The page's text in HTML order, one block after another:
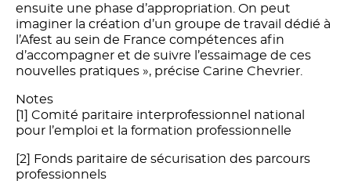
ensuite une phase d’appropriation. On peut
imaginer la création d’un groupe de travail dédié à
l’Afest au sein de France compétences afin
d’accompagner et de suivre l’essaimage de ces
nouvelles pratiques », précise Carine Chevrier.
Notes
[1] Comité paritaire interprofessionnel national
pour l’emploi et la formation professionnelle
[2] Fonds paritaire de sécurisation des parcours
professionnels